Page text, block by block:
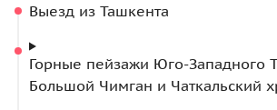
бардами Никитиными, которые
колоритных местах и остались под
впечатлением.
Курортный горнолыжный комплекс
Выезд из Ташкента
Горные пейзажи Юго-Западного
Большой Чимган и Чаткальский